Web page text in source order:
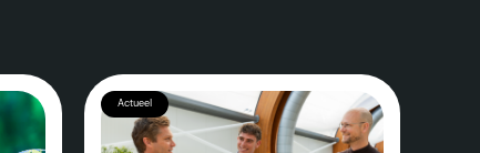
Actueel